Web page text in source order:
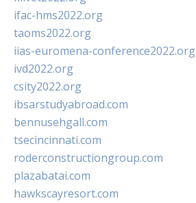
ifac-hms2022.org
taoms2022.org
iias-euromena-conference2022.org
ivd2022.org
csity2022.org
ibsarstudyabroad.com
bennusehgall.com
tsecincinnati.com
roderconstructiongroup.com
plazabatai.com
hawkscayresort.com